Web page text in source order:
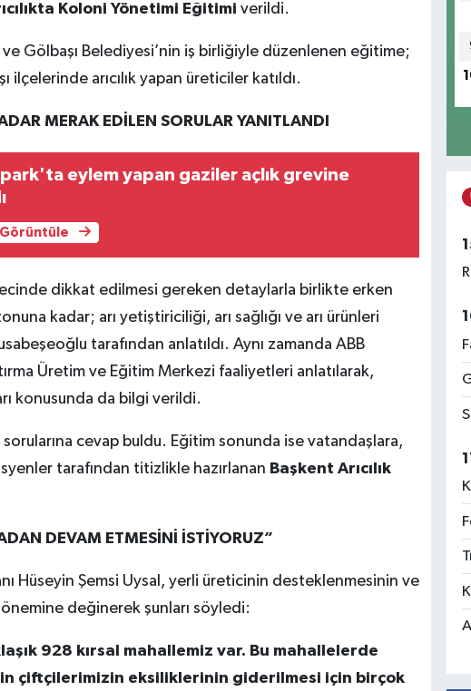
Koloni Yönetimi Eğitimi verildi.
ve Gölbaşı Belediyesi’nin iş birliğiyle düzenlenen eğitime;
ilçelerinde arıcılık yapan üreticiler katıldı.
MERAK EDİLEN SORULAR YANITLANDI
eylem yapan gaziler açlık grevine
dikkat edilmesi gereken detaylarla birlikte erken
kadar; arı yetiştiriciliği, arı sağlığı ve arı ürünleri
tarafından anlatıldı. Aynı zamanda ABB
Üretim ve Eğitim Merkezi faaliyetleri anlatılarak,
konusunda da bilgi verildi.
cevap buldu. Eğitim sonunda ise vatandaşlara,
tarafından titizlikle hazırlanan Başkent Arıcılık
DEVAM ETMESİNİ İSTİYORUZ”
Hüseyin Şemsi Uysal, yerli üreticinin desteklenmesinin ve
değinerek şunları söyledi:
928 kırsal mahallemiz var. Bu mahallelerde
çiftçilerimizin eksiliklerinin giderilmesi için birçok